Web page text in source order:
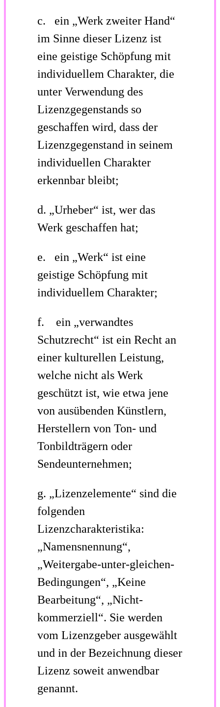
c. ein „Werk zweiter Hand“
im Sinne dieser Lizenz ist
eine geistige Schöpfung mit
individuellem Charakter, die
unter Verwendung des
Lizenzgegenstands so
geschaffen wird, dass der
Lizenzgegenstand in seinem
individuellen Charakter
erkennbar bleibt;
d. „Urheber“ ist, wer das
Werk geschaffen hat;
e. ein „Werk“ ist eine
geistige Schöpfung mit
individuellem Charakter;
f. ein „verwandtes
Schutzrecht“ ist ein Recht an
einer kulturellen Leistung,
welche nicht als Werk
geschützt ist, wie etwa jene
von ausübenden Künstlern,
Herstellern von Ton- und
Tonbildträgern oder
Sendeunternehmen;
g. „Lizenzelemente“ sind die
folgenden
Lizenzcharakteristika:
„Namensnennung“,
„Weitergabe-unter-gleichen-
Bedingungen“, „Keine
Bearbeitung“, „Nicht-
kommerziell“. Sie werden
vom Lizenzgeber ausgewählt
und in der Bezeichnung dieser
Lizenz soweit anwendbar
genannt.